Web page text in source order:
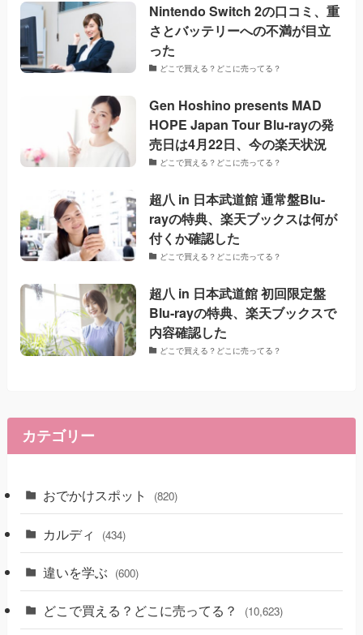
Nintendo Switch 2の口コミ、重
さとバッテリーへの不満が目立
った
どこで買える？どこに売ってる？
Gen Hoshino presents MAD
HOPE Japan Tour Blu-rayの発
売日は4月22日、今の楽天状況
どこで買える？どこに売ってる？
超八 in 日本武道館 通常盤Blu-
rayの特典、楽天ブックスは何が
付くか確認した
どこで買える？どこに売ってる？
超八 in 日本武道館 初回限定盤
Blu-rayの特典、楽天ブックスで
内容確認した
どこで買える？どこに売ってる？
カテゴリー
おでかけスポット (820)
カルディ (434)
違いを学ぶ (600)
どこで買える？どこに売ってる？ (10,623)